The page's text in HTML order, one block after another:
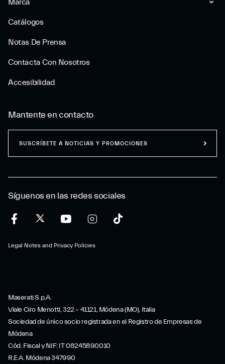
Marca
Catálogos
Notas De Prensa
Contacta Con Nosotros
Accesibilidad
Síguenos en las redes sociales
Legal Notes and Privacy Policies
Mantente en contacto
SUSCRÍBETE A NOTICIAS Y PROMOCIONES
Maserati S.p.A.
Viale Ciro Menotti, 322 – 41121, Módena (MO), Italia
Sociedad de único socio registrada en el Registro de Empresas de
Módena
Cód. Fiscal y NIF: IT 08245890010
R.E.A. Módena 347990